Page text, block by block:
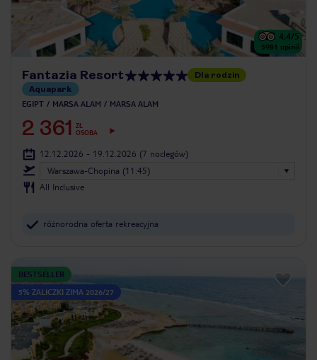
4.4/5
5981 opinii
Fantazia Resort
Dla rodzin
Aquapark
EGIPT MARSA ALAM MARSA ALAM
2 361
ZŁ
OSOBA
12.12.2026 - 19.12.2026 (7 noclegów)
Warszawa-Chopina (11:45)
All Inclusive
różnorodna oferta rekreacyjna
BESTSELLER
5% ZALICZKI ZIMA 2026/27